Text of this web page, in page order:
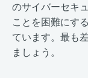
のサイバーセキ
ことを困難にす
ています。最も
ましょう。